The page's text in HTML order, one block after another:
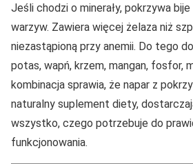
Jeśli chodzi o minerały, pokrzywa
warzyw. Zawiera więcej żelaza niż
niezastąpioną przy anemii. Do tego
potas, wapń, krzem, mangan, fosfor,
kombinacja sprawia, że napar z
naturalny suplement diety,
wszystko, czego potrzebuje do
funkcjonowania.